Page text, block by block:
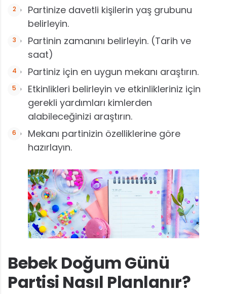
Partinize davetli kişilerin yaş grubunu
belirleyin.
Partinin zamanını belirleyin. (Tarih ve
saat)
Partiniz için en uygun mekanı araştırın.
Etkinlikleri belirleyin ve etkinlikleriniz için
gerekli yardımları kimlerden
alabileceğinizi araştırın.
Mekanı partinizin özelliklerine göre
hazırlayın.
Bebek Doğum Günü
Partisi Nasıl Planlanır?